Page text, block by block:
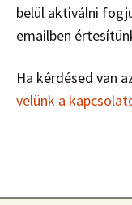
belül aktiválni
emailben
Ha kérdésed van
velünk a